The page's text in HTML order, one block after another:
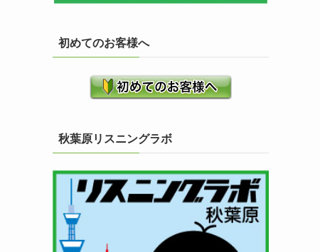
初めてのお客様へ
秋葉原リスニングラボ